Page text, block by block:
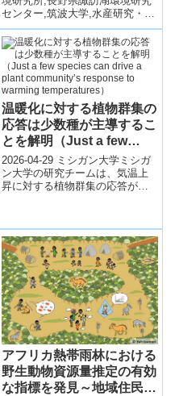
センター,筑波大学,水産研究・教
育機構,愛媛大学,松山大学,北海
道大学大阪大谷大学、国立...
温暖化に対する植物群集の
応答は少数種が主導するこ
とを解明（Just a few
species can drive a plant
community’s response to
warming temperatures）
2026-04-29 ミシガン大学ミシガ
ン大学の研究チームは、気温上
昇に対する植物群集の応答が、
アフリカ熱帯雨林における
野生動物資源量推定の有効
な指標を発見～地域住民主